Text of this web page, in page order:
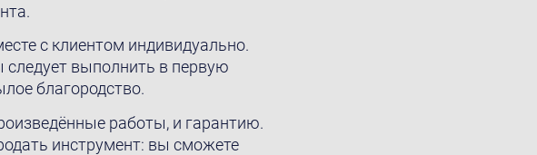
с клиентом индивидуально.
выполнить в первую
благородство.
работы, и гарантию.
инструмент: вы сможете